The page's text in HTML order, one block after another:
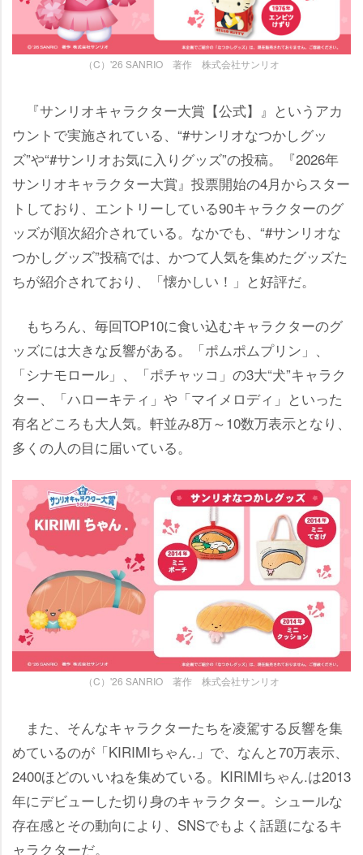
（C）'26 SANRIO 著作 株式会社サンリオ
『サンリオキャラクター大賞【公式】』というアカ
ウントで実施されている、“#サンリオなつかしグッ
ズ”や“#サンリオお気に入りグッズ”の投稿。『2026年
サンリオキャラクター大賞』投票開始の4月からスター
トしており、エントリーしている90キャラクターのグ
ッズが順次紹介されている。なかでも、“#サンリオな
つかしグッズ”投稿では、かつて人気を集めたグッズた
ちが紹介されており、「懐かしい！」と好評だ。
もちろん、毎回TOP10に食い込むキャラクターのグ
ッズには大きな反響がある。「ポムポムプリン」、
「シナモロール」、「ポチャッコ」の3大“犬”キャラク
ター、「ハローキティ」や「マイメロディ」といった
有名どころも大人気。軒並み8万～10数万表示となり、
多くの人の目に届いている。
（C）'26 SANRIO 著作 株式会社サンリオ
また、そんなキャラクターたちを凌駕する反響を集
めているのが「KIRIMIちゃん.」で、なんと70万表示、
2400ほどのいいねを集めている。KIRIMIちゃん.は2013
年にデビューした切り身のキャラクター。シュールな
存在感とその動向により、SNSでもよく話題になるキ
ャラクターだ。